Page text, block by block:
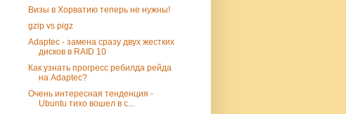
Визы в Хорватию теперь не нужны!
gzip vs pigz
Adaptec - замена сразу двух жестких
дисков в RAID 10
Как узнать прогресс ребилда рейда
на Adaptec?
Очень интересная тенденция -
Ubuntu тихо вошел в с...